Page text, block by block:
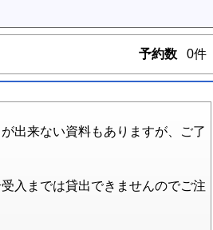
予約数 0件
出来ない資料もありますが、ご了
入までは貸出できませんのでご注